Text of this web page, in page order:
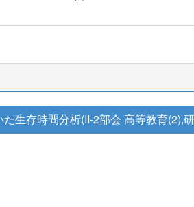
生存時間分析(II-2部会 高等教育(2),